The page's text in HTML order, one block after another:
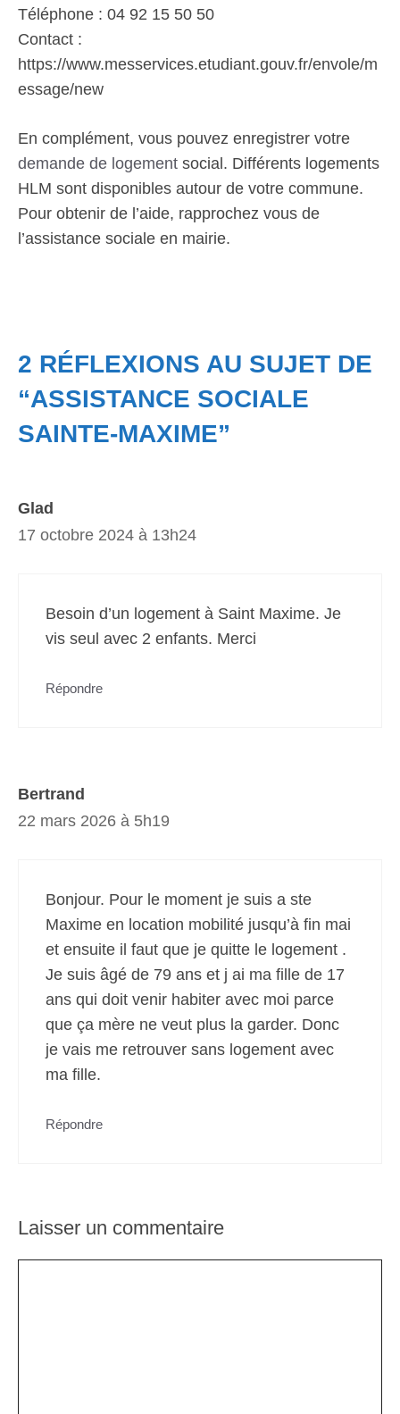
Téléphone : 04 92 15 50 50
Contact :
https://www.messervices.etudiant.gouv.fr/envole/m
essage/new
En complément, vous pouvez enregistrer votre
demande de logement social. Différents logements
HLM sont disponibles autour de votre commune.
Pour obtenir de l’aide, rapprochez vous de
l’assistance sociale en mairie.
2 RÉFLEXIONS AU SUJET DE
“ASSISTANCE SOCIALE
SAINTE-MAXIME”
Glad
17 octobre 2024 à 13h24
Besoin d’un logement à Saint Maxime. Je
vis seul avec 2 enfants. Merci
Répondre
Bertrand
22 mars 2026 à 5h19
Bonjour. Pour le moment je suis a ste
Maxime en location mobilité jusqu’à fin mai
et ensuite il faut que je quitte le logement .
Je suis âgé de 79 ans et j ai ma fille de 17
ans qui doit venir habiter avec moi parce
que ça mère ne veut plus la garder. Donc
je vais me retrouver sans logement avec
ma fille.
Répondre
Laisser un commentaire